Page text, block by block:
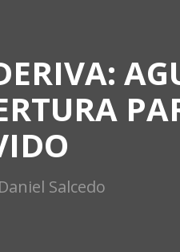
Daniel Salcedo